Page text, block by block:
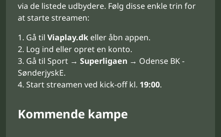
via de listede udbydere. Følg disse enkle trin for
at starte streamen:
Gå til Viaplay.dk eller åbn appen.
Log ind eller opret en konto.
Gå til Sport → Superligaen → Odense BK -
SønderjyskE.
Start streamen ved kick-off kl. 19:00.
Kommende kampe